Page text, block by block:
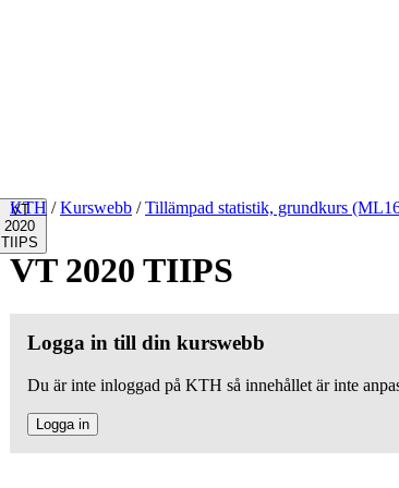
VT
2020
TIIPS
KTH / Kurswebb / Tillämpad statistik, grundkurs
VT 2020 TIIPS
Logga in till din kurswebb
Du är inte inloggad på KTH så innehållet är inte
Logga in